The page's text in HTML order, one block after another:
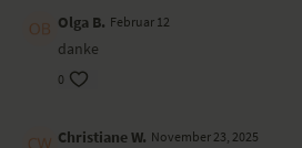
Olga B. Februar 12
danke
0
Christiane W. November 23, 2025